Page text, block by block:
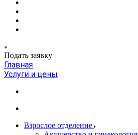
Подать заявку
Главная
Услуги и цены
Взрослое отделение